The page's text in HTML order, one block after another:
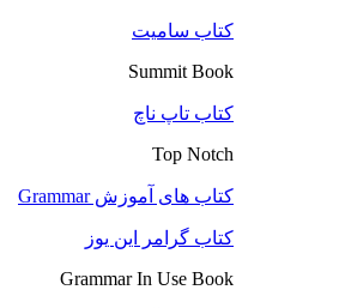
کتاب سامیت
Summit Book
کتاب تاپ ناچ
Top Notch
کتاب های آموزش Grammar
کتاب گرامر این یوز
Grammar In Use Book